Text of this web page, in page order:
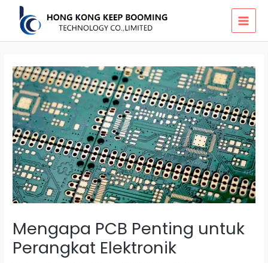
content
Mengapa PCB Penting untuk
Perangkat Elektronik